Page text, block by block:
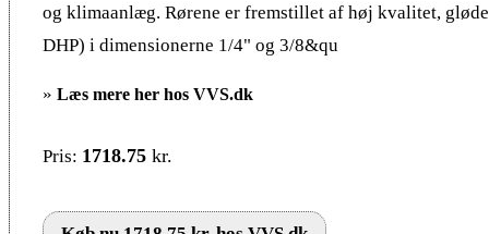
og klimaanlæg. Rørene er fremstillet af høj kvalitet,
DHP) i dimensionerne 1/4" og 3/8&qu
» Læs mere her hos VVS.dk
Pris: 1718.75 kr.